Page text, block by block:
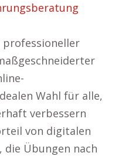
professioneller
Wahl für alle,
verbessern
von digitalen
Übungen nach